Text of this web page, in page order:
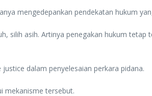
mengedepankan pendekatan hukum
silih asih. Artinya penegakan hukum
dalam penyelesaian perkara pidana.
mekanisme tersebut.